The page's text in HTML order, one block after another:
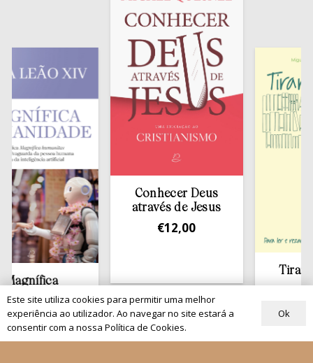
Conhecer Deus
através de Jesus
12,00
Tirar a
estante
Este site utiliza cookies para permitir uma melhor
experiência ao utilizador. Ao navegar no site estará a
consentir com a nossa Política de Cookies.
Ok